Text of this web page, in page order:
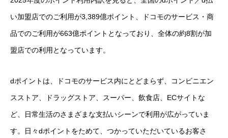
い加盟店でのご利用が3,389億ポイント、ドコモのサービス・商
品でのご利用が663億ポイントとなっており、全体の約8割が加
盟店での利用となっています。
dポイントは、ドコモのサービス内にとどまらず、コンビニエン
スストア、ドラッグストア、スーパー、飲食店、ECサイトな
ど、日常生活のさまざまな支払いシーンで利用が広がっていま
す。日々dポイントをためて、つかっていただいているお客さ